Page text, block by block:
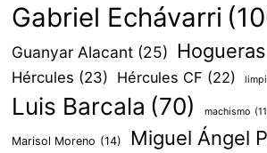
Gabriel Echávarri
Guanyar Alacant (25) Hogueras
Hércules (23) Hércules CF (22)
Luis Barcala (70) machismo
Marisol Moreno (14) Miguel Ángel